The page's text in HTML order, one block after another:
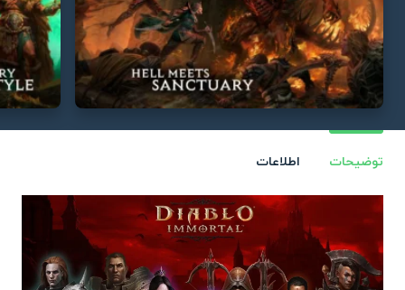
توضیحات اطلاعات